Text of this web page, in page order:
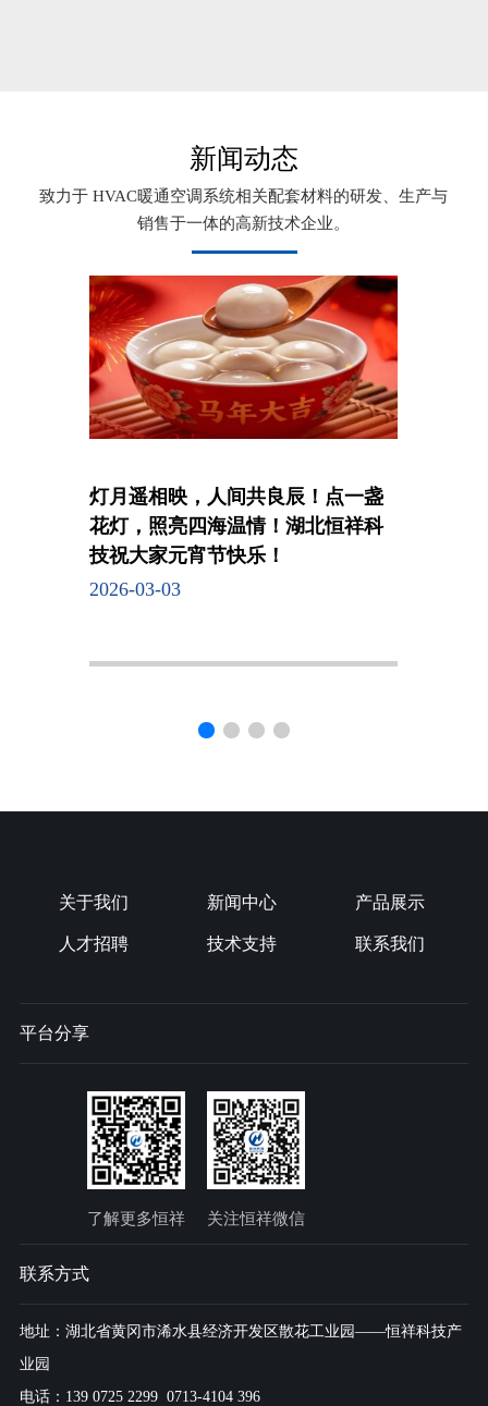
新闻动态
致力于 HVAC暖通空调系统相关配套材料的研发、生产与
销售于一体的高新技术企业。
灯月遥相映，人间共良辰！点一盏
花灯，照亮四海温情！湖北恒祥科
技祝大家元宵节快乐！
2026-03-03
关于我们 新闻中心 产品展示
人才招聘 技术支持 联系我们
平台分享
了解更多恒祥 关注恒祥微信
联系方式
地址：湖北省黄冈市浠水县经济开发区散花工业园——恒祥科技产
业园
电话：139 0725 2299 0713-4104 396